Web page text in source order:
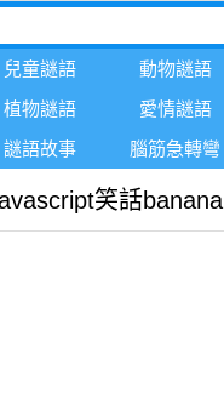
兒童謎語 動物謎語
植物謎語 愛情謎語
謎語故事 腦筋急轉彎
笑話banana